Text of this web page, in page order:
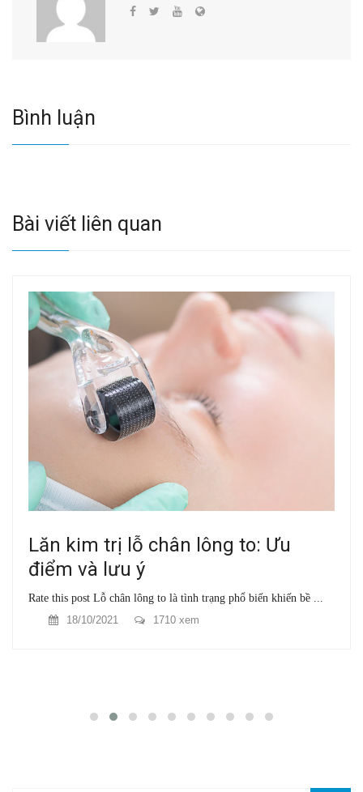
Bình luận
Bài viết liên quan
Lăn kim trị lỗ chân lông to: Ưu
điểm và lưu ý
Rate this post Lỗ chân lông to là tình trạng phổ biến khiến bề ...
18/10/2021
1710 xem